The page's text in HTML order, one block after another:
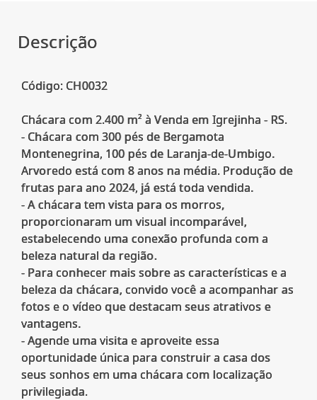
Descrição
Código: CH0032
Chácara com 2.400 m² à Venda em Igrejinha - RS.
- Chácara com 300 pés de Bergamota
Montenegrina, 100 pés de Laranja-de-Umbigo.
Arvoredo está com 8 anos na média. Produção de
frutas para ano 2024, já está toda vendida.
- A chácara tem vista para os morros,
proporcionaram um visual incomparável,
estabelecendo uma conexão profunda com a
beleza natural da região.
- Para conhecer mais sobre as características e a
beleza da chácara, convido você a acompanhar as
fotos e o vídeo que destacam seus atrativos e
vantagens.
- Agende uma visita e aproveite essa
oportunidade única para construir a casa dos
seus sonhos em uma chácara com localização
privilegiada.